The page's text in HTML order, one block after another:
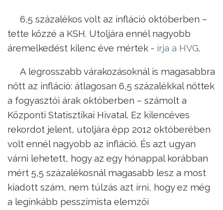
6,5 százalékos volt az infláció októberben –
tette közzé a KSH. Utoljára ennél nagyobb
áremelkedést kilenc éve mértek - írja a HVG.
A legrosszabb várakozásoknál is magasabbra
nőtt az infláció: átlagosan 6,5 százalékkal nőttek
a fogyasztói árak októberben – számolt a
Központi Statisztikai Hivatal. Ez kilencéves
rekordot jelent, utoljára épp 2012 októberében
volt ennél nagyobb az infláció. És azt ugyan
várni lehetett, hogy az egy hónappal korábban
mért 5,5 százalékosnál magasabb lesz a most
kiadott szám, nem túlzás azt írni, hogy ez még
a leginkább pesszimista elemzői